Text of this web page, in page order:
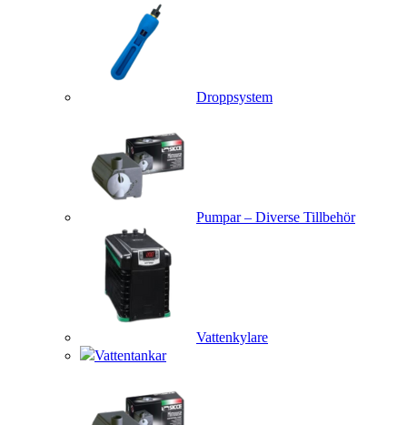
Droppsystem
Pumpar – Diverse Tillbehör
Vattenkylare
Vattentankar